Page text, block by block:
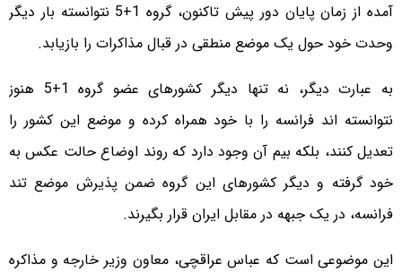
آمده از زمان پایان دور پیش تاکنون، گروه 1+5 نتوانسته بار دیگر
وحدت خود حول یک موضع منطقی در قبال مذاکرات را بازیابد.
به عبارت دیگر، نه تنها دیگر کشورهای عضو گروه 1+5 هنوز
نتوانسته اند فرانسه را با خود همراه کرده و موضع این کشور را
تعدیل کنند، بلکه بیم آن وجود دارد که روند اوضاع حالت عکس به
خود گرفته و دیگر کشورهای این گروه ضمن پذیرش موضع تند
فرانسه، در یک جبهه در مقابل ایران قرار بگیرند.
این موضوعی است که عباس عراقچی، معاون وزیر خارجه و مذاکره